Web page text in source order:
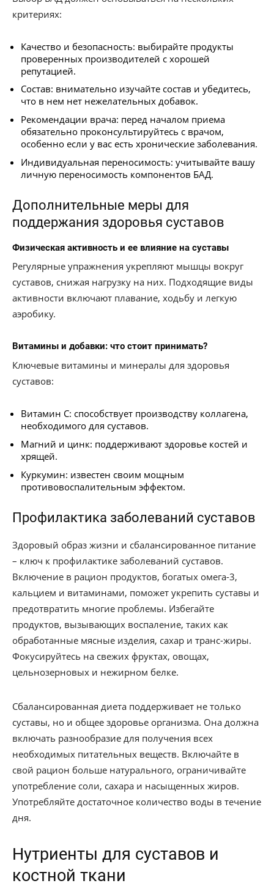
критериях:
Качество и безопасность: выбирайте продукты
проверенных производителей с хорошей
репутацией.
Состав: внимательно изучайте состав и убедитесь,
что в нем нет нежелательных добавок.
Рекомендации врача: перед началом приема
обязательно проконсультируйтесь с врачом,
особенно если у вас есть хронические заболевания.
Индивидуальная переносимость: учитывайте вашу
личную переносимость компонентов БАД.
Дополнительные меры для
поддержания здоровья суставов
Физическая активность и ее влияние на суставы
Регулярные упражнения укрепляют мышцы вокруг
суставов, снижая нагрузку на них. Подходящие виды
активности включают плавание, ходьбу и легкую
аэробику.
Витамины и добавки: что стоит принимать?
Ключевые витамины и минералы для здоровья
суставов:
Витамин C: способствует производству коллагена,
необходимого для суставов.
Магний и цинк: поддерживают здоровье костей и
хрящей.
Куркумин: известен своим мощным
противовоспалительным эффектом.
Профилактика заболеваний суставов
Здоровый образ жизни и сбалансированное питание
– ключ к профилактике заболеваний суставов.
Включение в рацион продуктов, богатых омега-3,
кальцием и витаминами, поможет укрепить суставы и
предотвратить многие проблемы. Избегайте
продуктов, вызывающих воспаление, таких как
обработанные мясные изделия, сахар и транс-жиры.
Фокусируйтесь на свежих фруктах, овощах,
цельнозерновых и нежирном белке.
Сбалансированная диета поддерживает не только
суставы, но и общее здоровье организма. Она должна
включать разнообразие для получения всех
необходимых питательных веществ. Включайте в
свой рацион больше натурального, ограничивайте
употребление соли, сахара и насыщенных жиров.
Употребляйте достаточное количество воды в течение
дня.
Нутриенты для суставов и
костной ткани